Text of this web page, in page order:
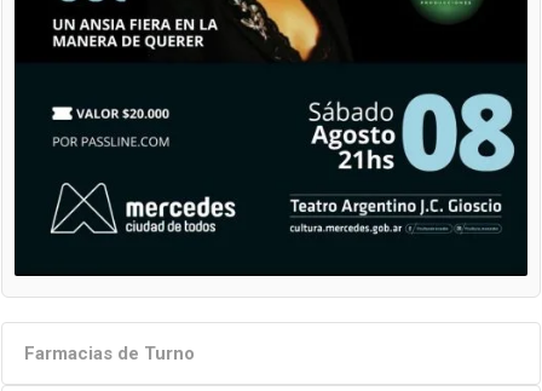
Farmacias de Turno